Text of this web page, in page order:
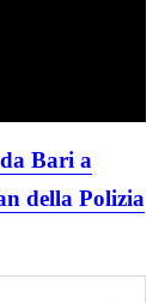
Bari a
della Polizia